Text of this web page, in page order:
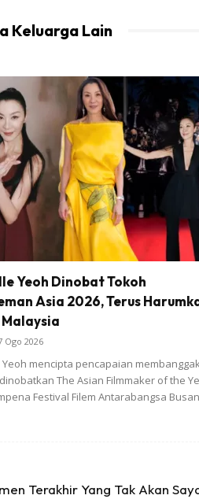
Keluarga Lain
Yeoh Dinobat Tokoh
Asia 2026, Terus
Ogo 2026
Yeoh mencipta pencapaian
The Asian Filmmaker of the
Festival Filem Antarabangsa Busan
Terakhir Yang Tak Akan